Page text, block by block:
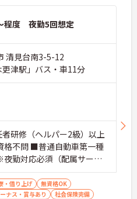
程度 夜勤5回想定
清見台南3-5-12
更津駅」バス・車11分
研修（ヘルパー2級）以上
格不問 ■普通自動車第一種
勤対応必須（配属サービ
護職正社員は夜勤シフト
ります）
・借り上げ
無資格OK
ナス・賞与あり
社会保険完備